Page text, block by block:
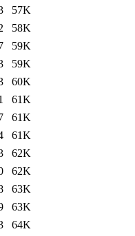
57K
58K
59K
59K
60K
61K
61K
61K
62K
62K
63K
63K
64K